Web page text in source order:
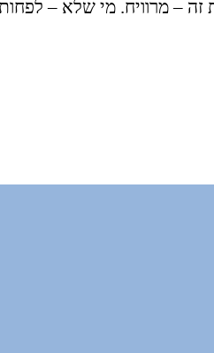
זה – מרוויח. מי שלא –